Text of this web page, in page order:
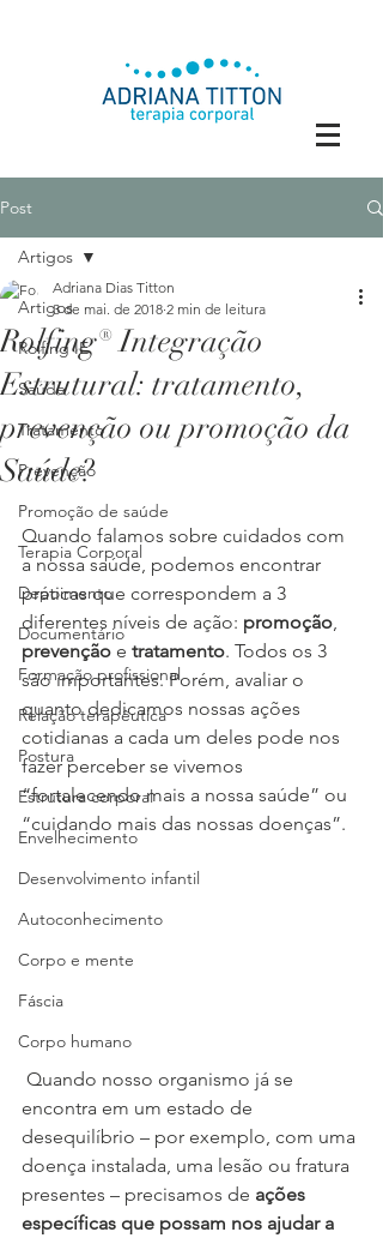
Post
Artigos
Rolfing IE
Saúde
Tratamento
Prevenção
Promoção de saúde
Terapia Corporal
Depoimento
Documentário
Formação profissional
Relação terapêutica
Postura
Estrutura corporal
Envelhecimento
Desenvolvimento infantil
Autoconhecimento
Corpo e mente
Fáscia
Corpo humano
Artigos
Rolfing® Integração
Estrutural: tratamento,
prevenção ou promoção da
Saúde?
Adriana Dias Titton
3 de mai. de 2018 2 min de leitura
Quando falamos sobre cuidados com
a nossa saúde, podemos encontrar
práticas que correspondem a 3
diferentes níveis de ação: promoção,
prevenção e tratamento. Todos os 3
são importantes. Porém, avaliar o
quanto dedicamos nossas ações
cotidianas a cada um deles pode nos
fazer perceber se vivemos
“fortalecendo mais a nossa saúde” ou
“cuidando mais das nossas doenças”.
encontra em um estado de
desequilíbrio – por exemplo, com uma
doença instalada, uma lesão ou fratura
presentes – precisamos de ações
específicas que possam nos ajudar a